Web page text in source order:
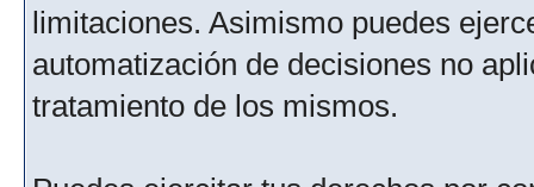
limitaciones. Asimismo puedes
automatización de decisiones no
tratamiento de los mismos.